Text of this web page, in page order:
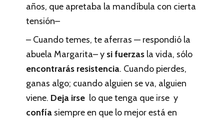
años, que apretaba la mandíbula con cierta
tensión–
– Cuando temes, te aferras — respondió la
abuela Margarita– y si fuerzas la vida, sólo
encontrarás resistencia. Cuando pierdes,
ganas algo; cuando alguien se va, alguien
viene. Deja irse lo que tenga que irse y
confía siempre en que lo mejor está en